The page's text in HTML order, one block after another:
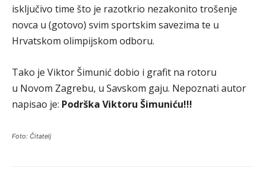
isključivo time što je razotkrio nezakonito trošenje
novca u (gotovo) svim sportskim savezima te u
Hrvatskom olimpijskom odboru.
Tako je Viktor Šimunić dobio i grafit na rotoru
u Novom Zagrebu, u Savskom gaju. Nepoznati autor
napisao je: Podrška Viktoru Šimuniću!!!
Foto: Čitatelj